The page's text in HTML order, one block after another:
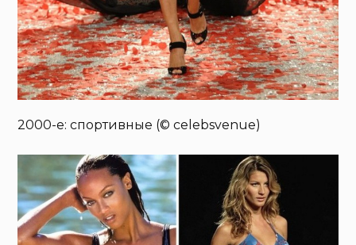
2000-е: спортивные (© celebsvenue)